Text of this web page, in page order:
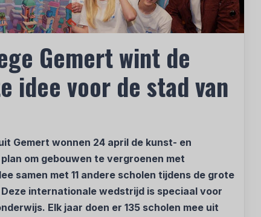
Gemert wint de
idee voor de stad van
Gemert wonnen 24 april de kunst- en
om gebouwen te vergroenen met
samen met 11 andere scholen tijdens de grote
internationale wedstrijd is speciaal voor
Elk jaar doen er 135 scholen mee uit